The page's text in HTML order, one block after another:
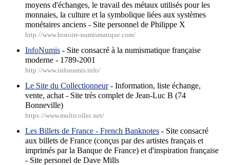
moyens d'échanges, le travail des métaux utilisés pour les
monnaies, la culture et la symbolique liées aux systèmes
monétaires anciens - Site personnel de Philippe X
http://www.histoire-numismatique.com/
InfoNumis- Site consacré à la numismatique française
moderne - 1789-2001
http://www.infonumis.info/
Le Site du Collectionneur- Information, liste échange,
vente, achat - Site très complet de Jean-Luc B (74
Bonneville)
https://www.multicollec.net/
Les Billets de France - French Banknotes- Site consacré
aux billets de France (conçus par des artistes français et
imprimés par la Banque de France) et d'inspiration française
- Site personel de Dave Mills